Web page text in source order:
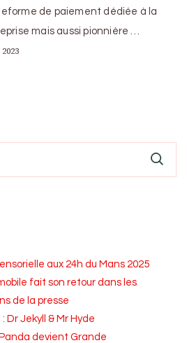
de paiement dédiée à la
mais aussi pionnière …
aux 24h du Mans 2025
fait son retour dans les
de la presse
Dr Jekyll & Mr Hyde
devient Grande